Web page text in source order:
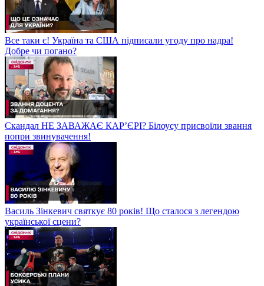
Все таки є! Україна та США підписали угоду про надра!
Добре чи погано?
Скандал НЕ ЗАВАЖАЄ КАР’ЄРІ? Білоусу присвоїли звання
попри звинувачення!
Василь Зінкевич святкує 80 років! Що сталося з легендою
української сцени?